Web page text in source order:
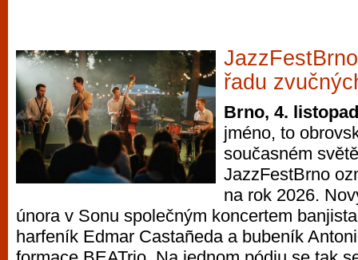
řadu
Brno, 4.
jméno, to
současném
JazzFestBrno
na rok 2026.
února v Sonu společným koncertem
harfeník Edmar Castañeda a bubeník